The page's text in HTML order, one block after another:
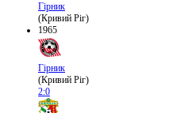
Гірник
(Кривий Ріг)
1965
Гірник
(Кривий Ріг)
2:0